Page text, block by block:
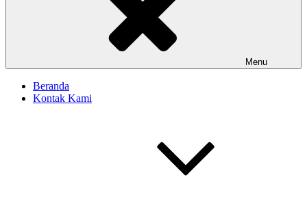
Menu
Beranda
Kontak Kami